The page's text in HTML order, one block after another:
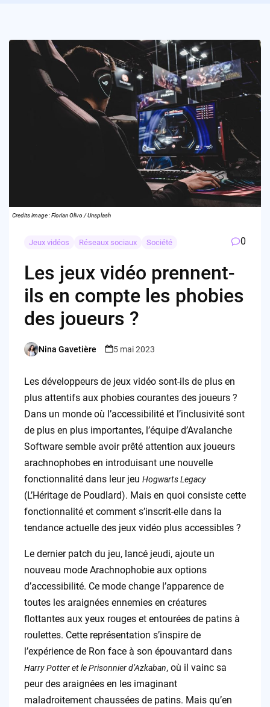
Credits image : Florian Olivo / Unsplash
Jeux vidéos Réseaux sociaux Société 0
Les jeux vidéo prennent-
ils en compte les phobies
des joueurs ?
Posted
Nina Gavetière 5 mai 2023
Les développeurs de jeux vidéo sont-ils de plus en
plus attentifs aux phobies courantes des joueurs ?
Dans un monde où l’accessibilité et l’inclusivité sont
de plus en plus importantes, l’équipe d’Avalanche
Software semble avoir prêté attention aux joueurs
arachnophobes en introduisant une nouvelle
fonctionnalité dans leur jeu Hogwarts Legacy
(L’Héritage de Poudlard). Mais en quoi consiste cette
fonctionnalité et comment s’inscrit-elle dans la
tendance actuelle des jeux vidéo plus accessibles ?
Le dernier patch du jeu, lancé jeudi, ajoute un
nouveau mode Arachnophobie aux options
d’accessibilité. Ce mode change l’apparence de
toutes les araignées ennemies en créatures
flottantes aux yeux rouges et entourées de patins à
roulettes. Cette représentation s’inspire de
l’expérience de Ron face à son épouvantard dans
Harry Potter et le Prisonnier d’Azkaban, où il vainc sa
peur des araignées en les imaginant
maladroitement chaussées de patins. Mais qu’en